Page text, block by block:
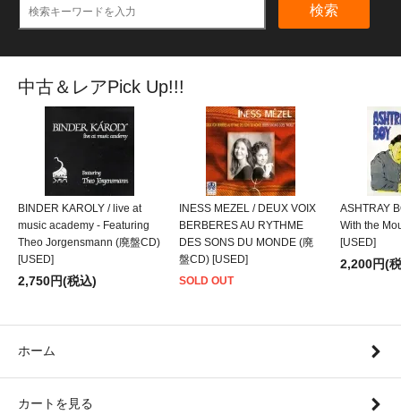
検索
中古＆レアPick Up!!!
BINDER KAROLY / live at
music academy - Featuring
Theo Jorgensmann (廃盤CD)
[USED]
2,750円(税込)
INESS MEZEL / DEUX VOIX
BERBERES AU RYTHME
DES SONS DU MONDE (廃
盤CD) [USED]
SOLD OUT
ASHTRAY
With the
[USED]
2,200円(
ホーム
カートを見る